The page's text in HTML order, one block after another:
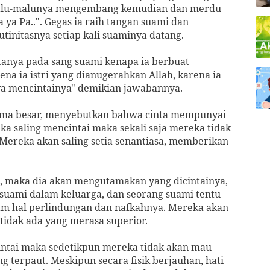
malunya mengembang kemudian dan merdu
Pa..". Gegas ia raih tangan suami dan
setiap kali suaminya datang.
pada sang suami kenapa ia berbuat
ia istri yang dianugerahkan Allah, karena ia
mencintainya" demikian jawabannya.
besar, menyebutkan bahwa cinta mempunyai
saling mencintai maka sekali saja mereka tidak
akan saling setia senantiasa, memberikan
dia akan mengutamakan yang dicintainya,
dalam keluarga, dan seorang suami tentu
hal perlindungan dan nafkahnya. Mereka akan
ada yang merasa superior.
maka sedetikpun mereka tidak akan mau
terpaut. Meskipun secara fisik berjauhan, hati